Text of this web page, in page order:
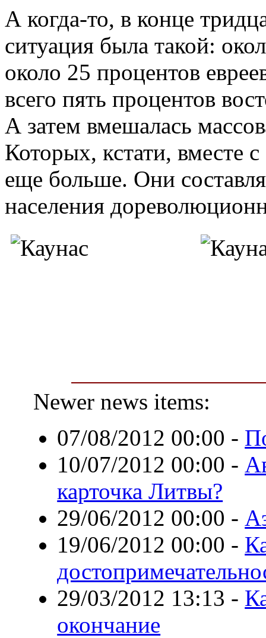
А когда-то, в конце
ситуация была такой:
около 25 процентов
всего пять процентов
А затем вмешалась
Которых, кстати, вместе
еще больше. Они
населения
Newer news items:
07/08/2012 00:00 -
10/07/2012 00:00 -
карточка Литвы?
29/06/2012 00:00 -
19/06/2012 00:00 -
29/03/2012 13:13 -
окончание